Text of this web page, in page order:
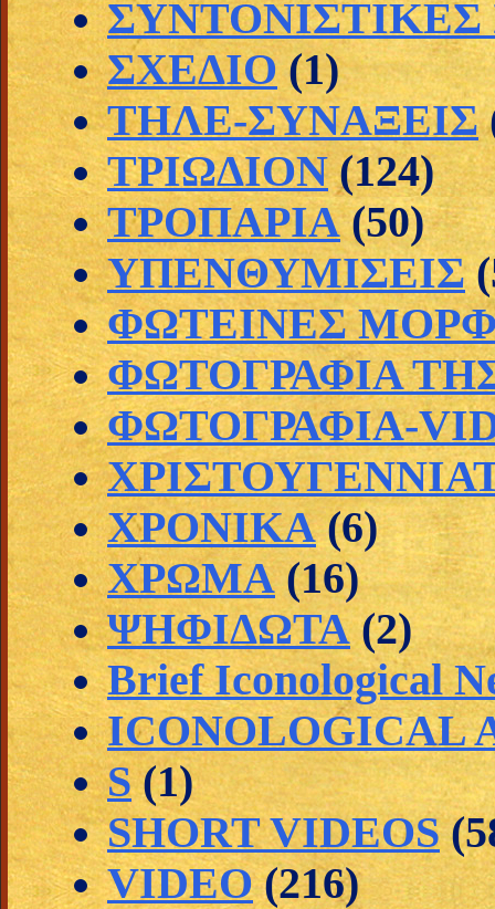
ΣΧΕΔΙΟ (1)
ΤΗΛΕ-ΣΥΝΑΞΕΙΣ
ΤΡΙΩΔΙΟΝ (124)
ΤΡΟΠΑΡΙΑ (50)
ΥΠΕΝΘΥΜΙΣΕΙΣ
ΦΩΤΕΙΝΕΣ
ΦΩΤΟΓΡΑΦΙΑ
ΦΩΤΟΓΡΑΦΙΑ-
ΧΡΟΝΙΚΑ (6)
ΧΡΩΜΑ (16)
ΨΗΦΙΔΩΤΑ (2)
Brief Iconological
ICONOLOGICAL
S (1)
SHORT VIDEOS
VIDEO (216)